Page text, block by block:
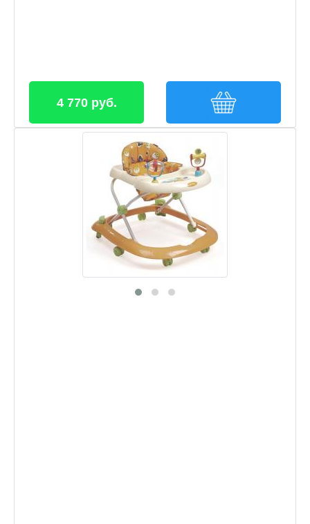
4 770 руб.